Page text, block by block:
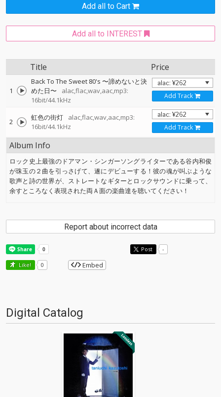
Add all to Cart
Add all to INTEREST
Title Price
1
Back To The Sweet 80's 〜諦めないと決
めた日〜
alac,flac,wav,aac,mp3:
16bit/44.1kHz
Add Track
2 虹色の街灯
alac,flac,wav,aac,mp3:
16bit/44.1kHz
Add Track
Album Info
ロック史上最強のドアマン・シンガーソングライターである谷内和俊
が珠玉の２曲を引っさげて、遂にデビューする！彼の魂が叫ぶような
歌声と詩の世界が、ストレートなギターとロックサウンドに乗って、
余すところなく表現された両Ａ面の楽曲達を聴いてください！
Report about incorrect data
Post -
Like! 0 Embed
Digital Catalog